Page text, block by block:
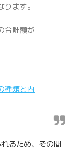
ます。
合計額が
種類と内
るため、その間